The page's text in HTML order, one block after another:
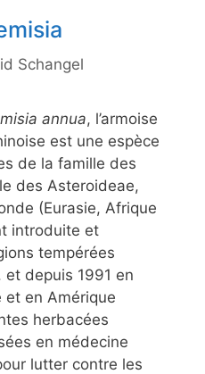
Schangel
annua, l’armoise
est une espèce
de la famille des
des Asteroideae,
(Eurasie, Afrique
introduite et
tempérées
et depuis 1991 en
en Amérique
herbacées
en médecine
lutter contre les